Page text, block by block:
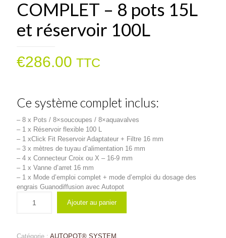
COMPLET – 8 pots 15L
et réservoir 100L
€286.00 TTC
Ce système complet inclus:
– 8 x Pots / 8×soucoupes / 8×aquavalves
– 1 x Réservoir flexible 100 L
– 1 xClick Fit Reservoir Adaptateur + Filtre 16 mm
– 3 x mètres de tuyau d’alimentation 16 mm
– 4 x Connecteur Croix ou X – 16-9 mm
– 1 x Vanne d’arret 16 mm
– 1 x Mode d’emploi complet + mode d’emploi du dosage des
engrais Guanodiffusion avec Autopot
Ajouter au panier
Catégorie : AUTOPOT® SYSTEM